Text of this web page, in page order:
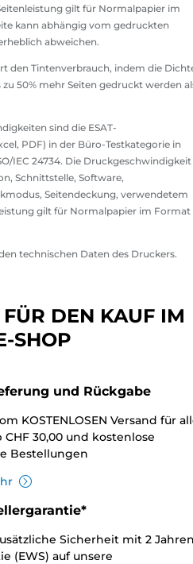
gilt für Normalpapier im
kann abhängig vom gedruckten
abweichen.
den Tintenverbrauch, indem die
50% mehr Seiten gedruckt werden
sind die ESAT-
PDF) in der Büro-Testkategorie in
IEC 24734. Die Druckgeschwindigkeit
Schnittstelle, Software,
Seitendeckung, verwendetem
gilt für Normalpapier im Format
technischen Daten des Druckers.
DEN KAUF IM
SHOP
und Rückgabe
KOSTENLOSEN Versand für
30,00 und kostenlose
Bestellungen
Sicherheit mit 2
(EWS) auf unsere